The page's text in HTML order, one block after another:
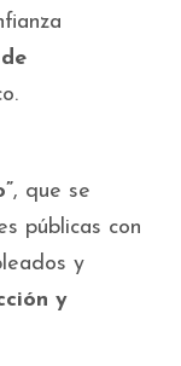
, que se
públicas con
y
y